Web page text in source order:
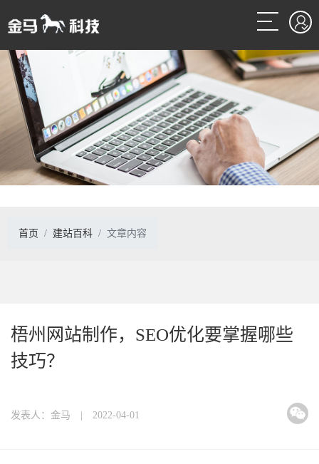
首页 建站百科 文章内容
梧州网站制作，SEO优化要掌握哪些
技巧？
发表人：金马 | 2022-04-01